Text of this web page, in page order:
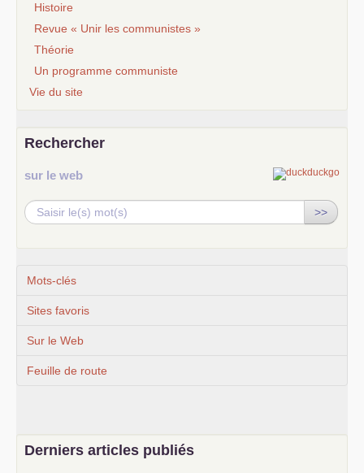
Histoire
Revue « Unir les communistes »
Théorie
Un programme communiste
Vie du site
Rechercher
sur le web
>>
Mots-clés
Sites favoris
Sur le Web
Feuille de route
Derniers articles publiés